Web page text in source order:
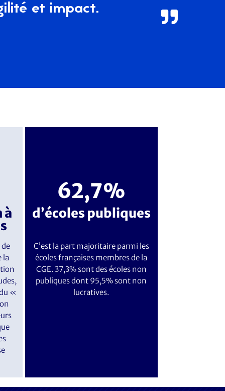
et impact. 
à
la
«
62,7%
d’écoles publiques
C’est la part majoritaire parmi les
écoles françaises membres de la
CGE. 37,3% sont des écoles non
publiques dont 95,5% sont non
lucratives.